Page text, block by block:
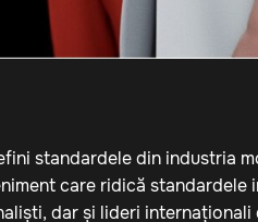
standardele din industria
care ridică
dar și lideri internaționali